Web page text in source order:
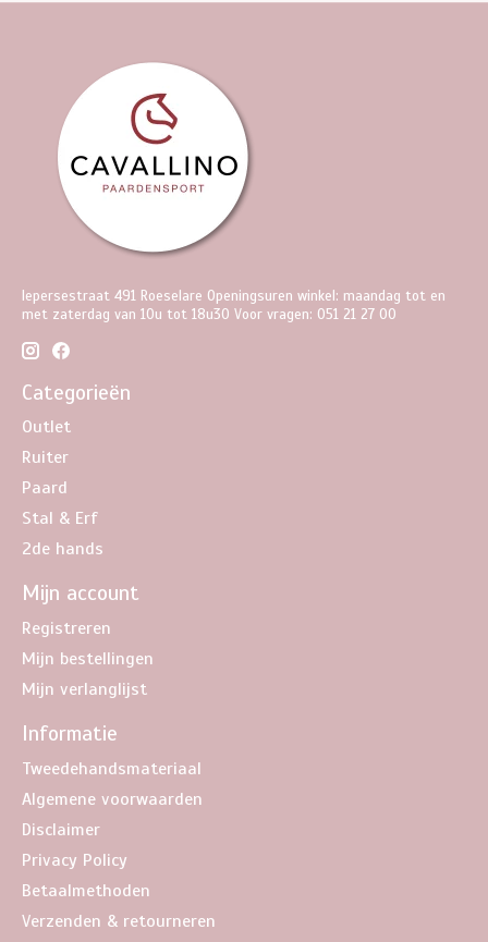
Iepersestraat 491 Roeselare Openingsuren winkel: maandag tot en
met zaterdag van 10u tot 18u30 Voor vragen: 051 21 27 00
Categorieën
Outlet
Ruiter
Paard
Stal & Erf
2de hands
Mijn account
Registreren
Mijn bestellingen
Mijn verlanglijst
Informatie
Tweedehandsmateriaal
Algemene voorwaarden
Disclaimer
Privacy Policy
Betaalmethoden
Verzenden & retourneren